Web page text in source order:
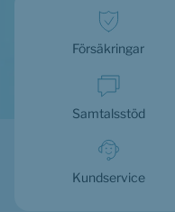
Försäkringar
Samtalsstöd
Kundservice